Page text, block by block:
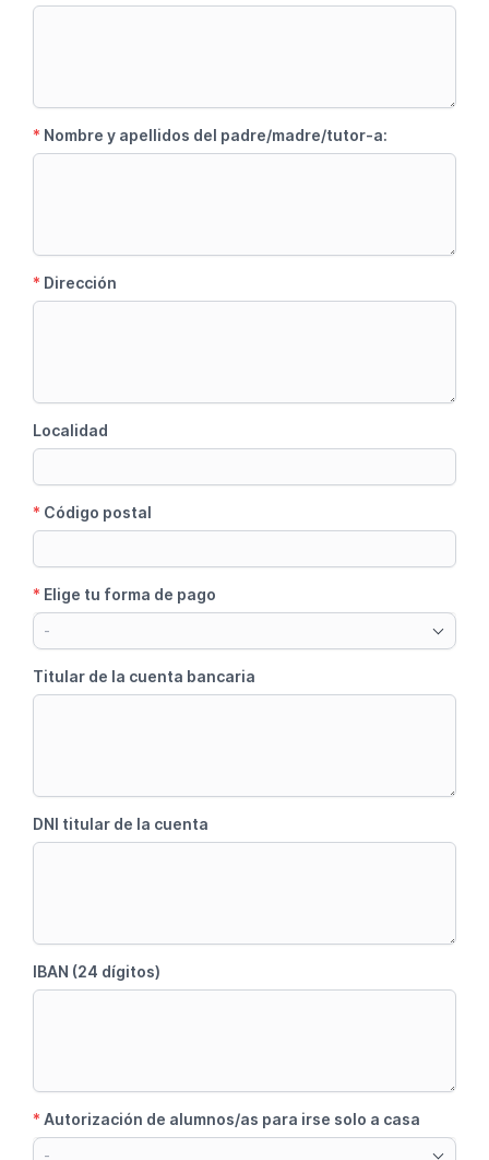
* Nombre y apellidos del padre/madre/tutor-a:
* Dirección
Localidad
* Código postal
* Elige tu forma de pago
-
Titular de la cuenta bancaria
DNI titular de la cuenta
IBAN (24 dígitos)
* Autorización de alumnos/as para irse solo a casa
-